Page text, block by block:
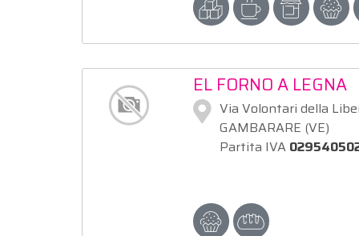
EL FORNO A LEGNA
Via Volontari della
GAMBARARE (VE)
Partita IVA